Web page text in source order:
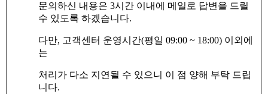
문의하신 내용은 3시간 이내에 메일로 답변을 드릴
수 있도록 하겠습니다.
다만, 고객센터 운영시간(평일 09:00 ~ 18:00) 이외에
는
처리가 다소 지연될 수 있으니 이 점 양해 부탁 드립
니다.